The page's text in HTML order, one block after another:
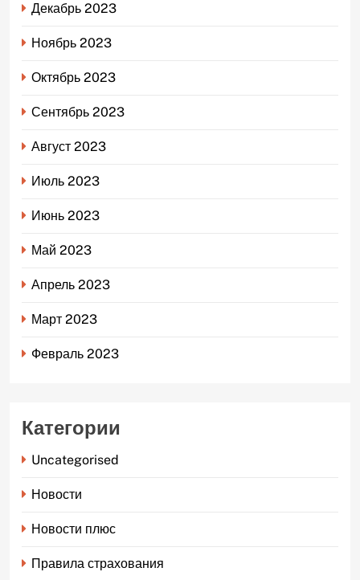
Декабрь 2023
Ноябрь 2023
Октябрь 2023
Сентябрь 2023
Август 2023
Июль 2023
Июнь 2023
Май 2023
Апрель 2023
Март 2023
Февраль 2023
Категории
Uncategorised
Новости
Новости плюс
Правила страхования